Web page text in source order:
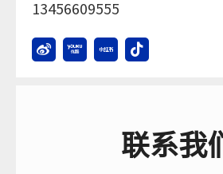
13456609555
联系我